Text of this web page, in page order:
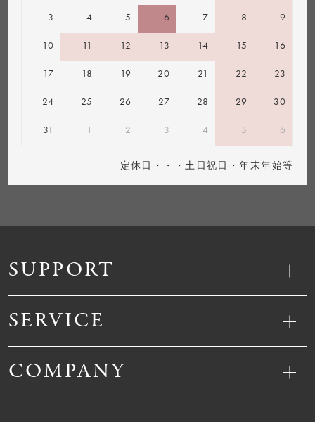
SUPPORT
SERVICE
COMPANY
3 4 5 6 7 8 9
10 11 12 13 14 15 16
17 18 19 20 21 22 23
24 25 26 27 28 29 30
31 1 2 3 4 5 6
定休日・・・土日祝日・年末年始等